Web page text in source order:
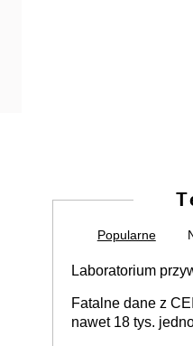
Popularne
Laboratorium
Fatalne dane z
nawet 18 tys.